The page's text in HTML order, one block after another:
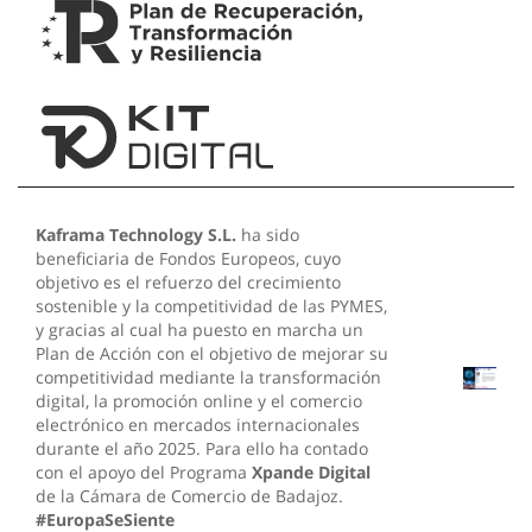
Kaframa Technology S.L. ha sido
beneficiaria de Fondos Europeos, cuyo
objetivo es el refuerzo del crecimiento
sostenible y la competitividad de las PYMES,
y gracias al cual ha puesto en marcha un
Plan de Acción con el objetivo de mejorar su
competitividad mediante la transformación
digital, la promoción online y el comercio
electrónico en mercados internacionales
durante el año 2025. Para ello ha contado
con el apoyo del Programa Xpande Digital
de la Cámara de Comercio de Badajoz.
#EuropaSeSiente